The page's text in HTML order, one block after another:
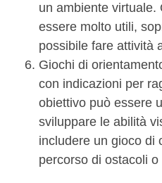
un ambiente virtuale.
essere molto utili,
possibile fare attività
Giochi di
con indicazioni per
obiettivo può essere
sviluppare le abilità
includere un gioco di
percorso di ostacoli